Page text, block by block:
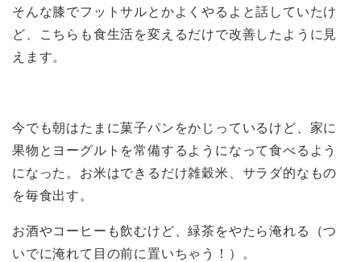
そんな膝でフットサルとかよくやるよと話していたけ
ど、こちらも食生活を変えるだけで改善したように見
えます。
今でも朝はたまに菓子パンをかじっているけど、家に
果物とヨーグルトを常備するようになって食べるよう
になった。お米はできるだけ雑穀米、サラダ的なもの
を毎食出す。
お酒やコーヒーも飲むけど、緑茶をやたら淹れる（つ
いでに淹れて目の前に置いちゃう！）。